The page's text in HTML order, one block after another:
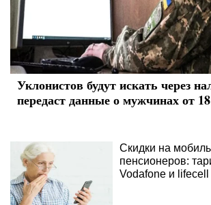
Уклонистов будут искать через
передаст данные о мужчинах от
Скидки на
пенсионеров:
Vodafone и lifecell